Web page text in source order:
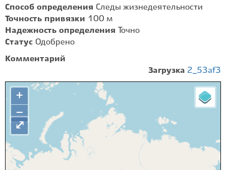
Способ определения Следы жизнедеятельности
Точность привязки 100 м
Надежность определения
Точно
Статус Одобрено
Комментарий
Загрузка 2_53af3
+
−
⤢